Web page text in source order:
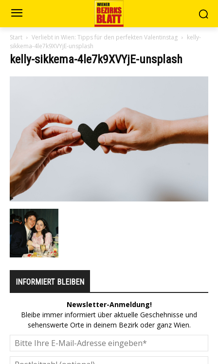
Start Verliebt in Wien: Tipps für den perfekten Valentinstag
kelly-
sikkema-4le7k9XVYjE-unsplash
kelly-sikkema-4le7k9XVYjE-unsplash
INFORMIERT BLEIBEN
Newsletter-Anmeldung!
Bleibe immer informiert über aktuelle Geschehnisse und
sehenswerte Orte in deinem Bezirk oder ganz Wien.